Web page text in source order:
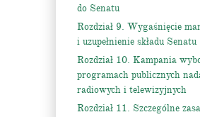
do Senatu
Rozdział 9. Wygaśnięcie
i uzupełnienie składu Senatu
Rozdział 10. Kampania
programach publicznych
radiowych i telewizyjnych
Rozdział 11. Szczególne